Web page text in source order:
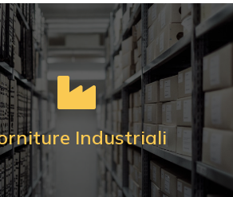
Forniture
Agricole e
CATEGORIE PRODOTTI
Industriali